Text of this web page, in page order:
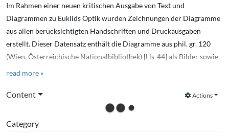
Im Rahmen einer neuen kritischen Ausgabe von Text und
Diagrammen zu Euklids Optik wurden Zeichnungen der Diagramme
aus allen berücksichtigten Handschriften und Druckausgaben
erstellt. Dieser Datensatz enthält die Diagramme aus phil. gr. 120
(Wien, Österreichische Nationalbibliothek) [Hs-44] als Bilder sowie
alle Dateien für die Weiterarbeit mit den digitalen Zeichnungen.
In preparation of a new critical edition of text and diagrams to
Euclid's Optics digital drawings of diagrams in all used manuscript
copies and printed editions were created. This data set contains the
diagrams from phil. gr. 120 (Vienna, Österreichische
read more »
Content Actions
Category